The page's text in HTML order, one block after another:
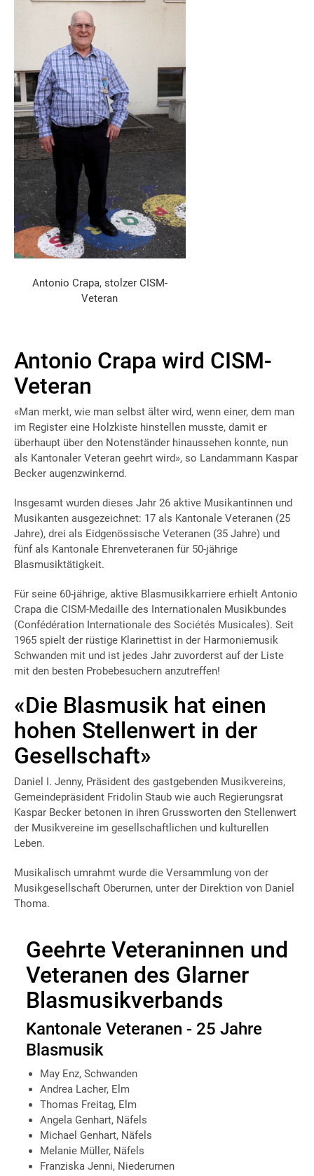
Antonio Crapa, stolzer CISM-
Veteran
Antonio Crapa wird CISM-
Veteran
«Man merkt, wie man selbst älter wird, wenn einer, dem man
im Register eine Holzkiste hinstellen musste, damit er
überhaupt über den Notenständer hinaussehen konnte, nun
als Kantonaler Veteran geehrt wird», so Landammann Kaspar
Becker augenzwinkernd.
Insgesamt wurden dieses Jahr 26 aktive Musikantinnen und
Musikanten ausgezeichnet: 17 als Kantonale Veteranen (25
Jahre), drei als Eidgenössische Veteranen (35 Jahre) und
fünf als Kantonale Ehrenveteranen für 50-jährige
Blasmusiktätigkeit.
Für seine 60-jährige, aktive Blasmusikkarriere erhielt Antonio
Crapa die CISM-Medaille des Internationalen Musikbundes
(Confédération Internationale des Sociétés Musicales). Seit
1965 spielt der rüstige Klarinettist in der Harmoniemusik
Schwanden mit und ist jedes Jahr zuvorderst auf der Liste
mit den besten Probebesuchern anzutreffen!
«Die Blasmusik hat einen
hohen Stellenwert in der
Gesellschaft»
Daniel I. Jenny, Präsident des gastgebenden Musikvereins,
Gemeindepräsident Fridolin Staub wie auch Regierungsrat
Kaspar Becker betonen in ihren Grussworten den Stellenwert
der Musikvereine im gesellschaftlichen und kulturellen
Leben.
Musikalisch umrahmt wurde die Versammlung von der
Musikgesellschaft Oberurnen, unter der Direktion von Daniel
Thoma.
Geehrte Veteraninnen und
Veteranen des Glarner
Blasmusikverbands
Kantonale Veteranen - 25 Jahre
Blasmusik
May Enz, Schwanden
Andrea Lacher, Elm
Thomas Freitag, Elm
Angela Genhart, Näfels
Michael Genhart, Näfels
Melanie Müller, Näfels
Franziska Jenni, Niederurnen